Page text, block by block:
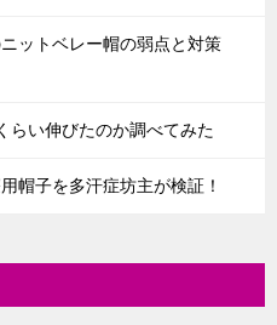
ットベレー帽の弱点と対策
らい伸びたのか調べてみた
帽子を多汗症坊主が検証！